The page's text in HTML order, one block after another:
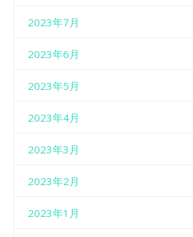
2023年7月
2023年6月
2023年5月
2023年4月
2023年3月
2023年2月
2023年1月